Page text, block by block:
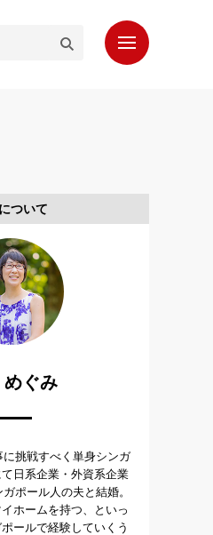
ガポール通信
ついて
めぐみ
挑戦すべく単身シンガ
日系企業・外資系企業
ポール人の夫と結婚。
ホームを持つ、といっ
ールで経験していくう